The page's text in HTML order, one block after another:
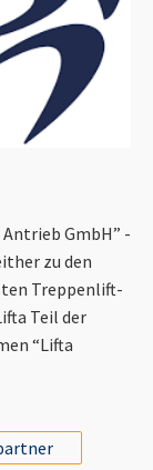
GmbH” -
zu den
Treppenlift-
Teil der
“Lifta